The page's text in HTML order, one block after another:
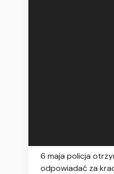
6 maja policja
odpowiadać za